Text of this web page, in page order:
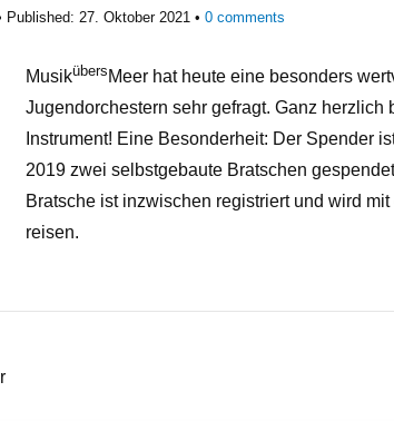
Published: 27. Oktober 2021 0 comments
Musikübers Meer hat heute eine besonders
Jugendorchestern sehr gefragt. Ganz
Instrument! Eine Besonderheit: Der Spender
2019 zwei selbstgebaute Bratschen
Bratsche ist inzwischen registriert und wird
reisen.